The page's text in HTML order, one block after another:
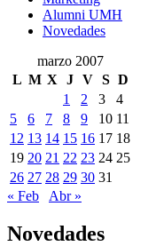
Alumni UMH
Novedades
marzo 2007
L M X J V S D
1
2 3
4
5
6 7 8 9 10 11
12 13 14 15 16 17 18
19 20 21 22 23 24 25
26 27 28 29 30 31
« Feb
Abr »
Novedades